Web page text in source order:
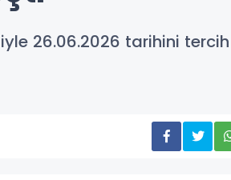
26.06.2026 tarihini tercih